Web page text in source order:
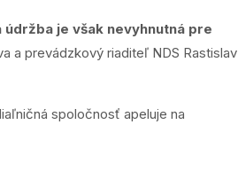
je však nevyhnutná pre
a prevádzkový riaditeľ NDS Rastislav
spoločnosť apeluje na